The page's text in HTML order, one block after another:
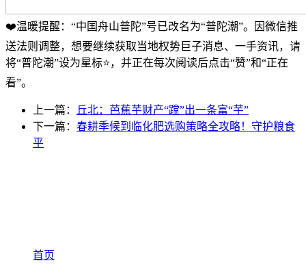
❤️温暖提醒：“中国舟山普陀”号已改名为“普陀潮”。因微信推
送法则调整，想要继续获取当地权势巨子消息、一手资讯，请
将“普陀潮”设为星标⭐️，并正在每次阅读后点击“赞”和“正在
看”。
上一篇： 丘北：芭蕉芋财产“蹚”出一条富“芋”
下一篇： 春耕季候到临化肥选购策略全攻略！守护粮食
平
首页